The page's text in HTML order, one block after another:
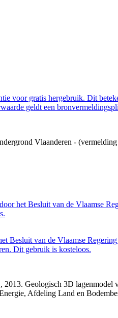
voor gratis hergebruik. Dit
geldt een
Vlaanderen -
het Besluit van de Vlaamse
Besluit van de Vlaamse
Dit gebruik is kosteloos.
Geologisch 3D lagenmodel
Afdeling Land en